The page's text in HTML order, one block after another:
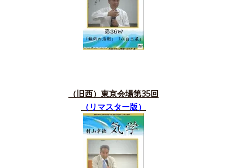
（旧西）東京会場第35回
（リマスター版）